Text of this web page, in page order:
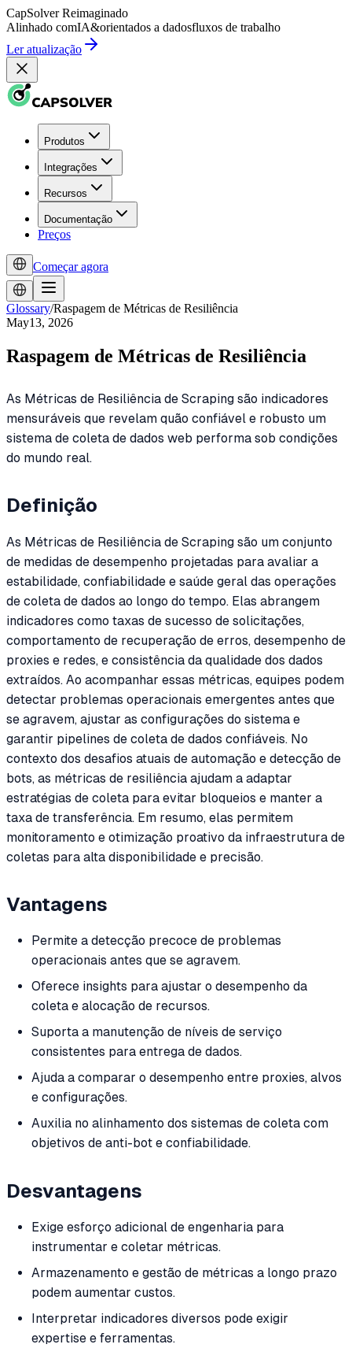
CapSolver Reimaginado
Alinhado comIA&orientados a dadosfluxos de trabalho
Ler atualização
Produtos
Integrações
Recursos
Documentação
Preços
Começar agora
Glossary/Raspagem de Métricas de Resiliência
May13, 2026
Raspagem de Métricas de Resiliência
As Métricas de Resiliência de Scraping são indicadores
mensuráveis que revelam quão confiável e robusto um
sistema de coleta de dados web performa sob condições
do mundo real.
Definição
As Métricas de Resiliência de Scraping são um conjunto
de medidas de desempenho projetadas para avaliar a
estabilidade, confiabilidade e saúde geral das operações
de coleta de dados ao longo do tempo. Elas abrangem
indicadores como taxas de sucesso de solicitações,
comportamento de recuperação de erros, desempenho de
proxies e redes, e consistência da qualidade dos dados
extraídos. Ao acompanhar essas métricas, equipes podem
detectar problemas operacionais emergentes antes que
se agravem, ajustar as configurações do sistema e
garantir pipelines de coleta de dados confiáveis. No
contexto dos desafios atuais de automação e detecção de
bots, as métricas de resiliência ajudam a adaptar
estratégias de coleta para evitar bloqueios e manter a
taxa de transferência. Em resumo, elas permitem
monitoramento e otimização proativo da infraestrutura de
coletas para alta disponibilidade e precisão.
Vantagens
Permite a detecção precoce de problemas
operacionais antes que se agravem.
Oferece insights para ajustar o desempenho da
coleta e alocação de recursos.
Suporta a manutenção de níveis de serviço
consistentes para entrega de dados.
Ajuda a comparar o desempenho entre proxies, alvos
e configurações.
Auxilia no alinhamento dos sistemas de coleta com
objetivos de anti-bot e confiabilidade.
Desvantagens
Exige esforço adicional de engenharia para
instrumentar e coletar métricas.
Armazenamento e gestão de métricas a longo prazo
podem aumentar custos.
Interpretar indicadores diversos pode exigir
expertise e ferramentas.